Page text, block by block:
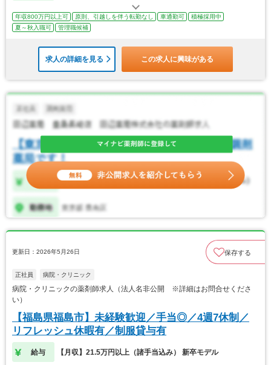
年収800万円以上可 原則、引越しを伴う転勤なし 車通勤可
積極採用中
夏～秋入職可
管理職候補
求人の詳細を見る この求人に興味がある
更新日：2026年5月26日 保存する
正社員 病院・クリニック
病院・クリニックの薬剤師求人（法人名非公開 ※詳細はお問合せくださ
い）
【福島県福島市】未経験歓迎／手当◎／4週7休制／
リフレッシュ休暇有／制服貸与有
給与 【月収】21.5万円以上（諸手当込み） 新卒モデル